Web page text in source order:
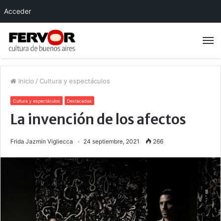
Inicio / Cultura y espectáculos
Cultura y espectáculos Destacadas
La invención de los afectos
Frida Jazmín Vigliecca 24 septiembre, 2021 266
Acceder